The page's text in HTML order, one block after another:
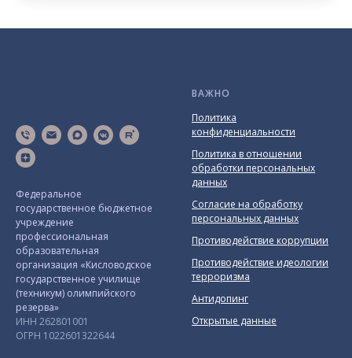
Федеральное
государственное бюджетное
учреждение
профессиональная
образовательная
организация «Кисловодское
государственное училище
(техникум) олимпийского
резерва»
ИНН 262801001
ОГРН 1022601322644
ВАЖНО
Политика
конфиденциальности
Политика в отношении
обработки персональных
данных
Согласие на обработку
персональных данных
Противодействие коррупции
Противодействие идеологии
терроризма
Антидопинг
Открытые данные